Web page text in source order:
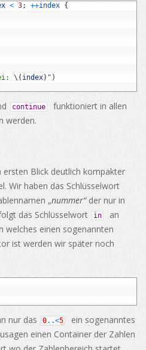
< 3; ++index {
\ ( index) " )
continue
funktioniert in allen
werden.
Blick deutlich kompakter
Wir haben das Schlüsselwort
„nummer“der nur in
das Schlüsselwort
in
an
welches einen sogenannten
ist werden wir später noch
nur das 0..<5
ein sogenanntes
einen Container der Zahlen